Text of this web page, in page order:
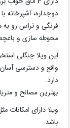
فرنگی و تراس رو به
محوطه سازی و
واقع و دسترسی
دارد.
بهترین مصالح و
ویلا دارای امکانات
باشد.